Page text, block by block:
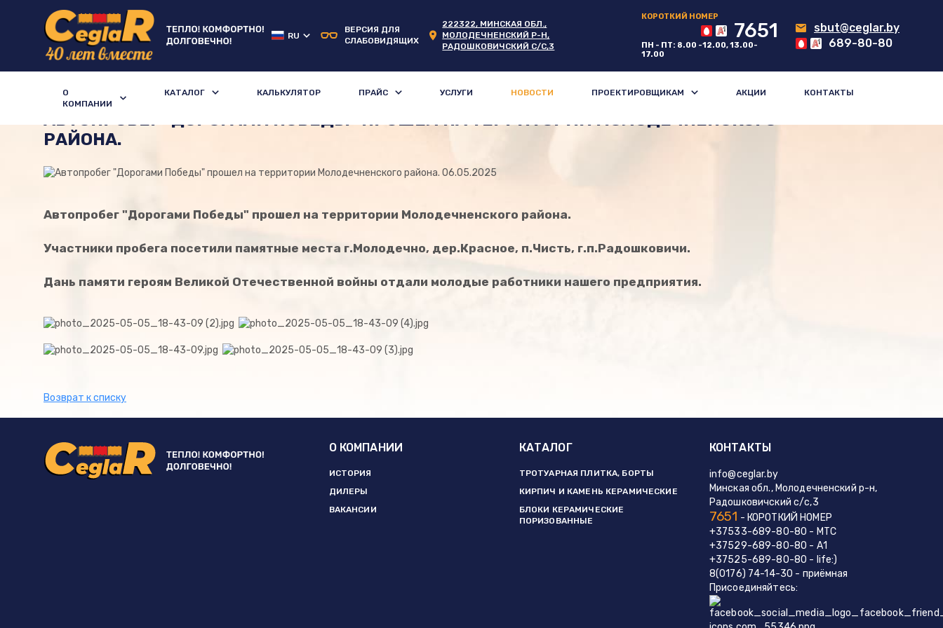
RU
ВЕРСИЯ ДЛЯ
СЛАБОВИДЯЩИХ
222322, МИНСКАЯ ОБЛ.,
МОЛОДЕЧНЕНСКИЙ Р-Н,
РАДОШКОВИЧСКИЙ С/С,3
КОРОТКИЙ НОМЕР
7651
ПН - ПТ: 8.00 -12.00, 13.00-
17.00
sbut@ceglar.by
689-80-80
О
КОМПАНИИ
КАТАЛОГ КАЛЬКУЛЯТОР ПРАЙС УСЛУГИ НОВОСТИ ПРОЕКТИРОВЩИКАМ АКЦИИ КОНТАКТЫ
АВТОПРОБЕГ "ДОРОГАМИ ПОБЕДЫ" ПРОШЕЛ НА ТЕРРИТОРИИ МОЛОДЕЧНЕНСКОГО
РАЙОНА.
06.05.2025
Автопробег "Дорогами Победы" прошел на территории Молодечненского района.
Участники пробега посетили памятные места г.Молодечно, дер.Красное, п.Чисть, г.п.Радошковичи.
Дань памяти героям Великой Отечественной войны отдали молодые работники нашего предприятия.
Возврат к списку
О КОМПАНИИ
ИСТОРИЯ
ДИЛЕРЫ
ВАКАНСИИ
КАТАЛОГ
ТРОТУАРНАЯ ПЛИТКА, БОРТЫ
КИРПИЧ И КАМЕНЬ КЕРАМИЧЕСКИЕ
БЛОКИ КЕРАМИЧЕСКИЕ
ПОРИЗОВАННЫЕ
КОНТАКТЫ
info@ceglar.by
Минская обл., Молодечненский р-н,
Радошковичский с/с,3
7651 - КОРОТКИЙ НОМЕР
+37533-689-80-80 - МТС
+37529-689-80-80 - А1
+37525-689-80-80 - life:)
8(0176) 74-14-30 - приёмная
Присоединяйтесь: